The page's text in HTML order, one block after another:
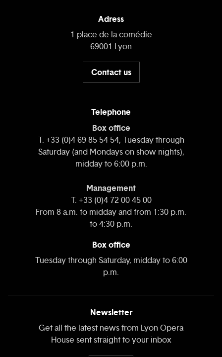
Adress
1 place de la comédie
69001 Lyon
Contact us
Telephone
Box office
T. +33 (0)4 69 85 54 54, Tuesday through
Saturday (and Mondays on show nights),
midday to 6:00 p.m.
Management
T. +33 (0)4 72 00 45 00
From 8 a.m. to midday and from 1:30 p.m.
to 4:30 p.m.
Box office
Tuesday through Saturday, midday to 6:00
p.m.
Newsletter
Get all the latest news from Lyon Opera
House sent straight to your inbox